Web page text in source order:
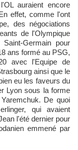
auraient encore
effet, comme l'ont
des négociations
de l'Olympique
Germain pour
ans formé au PSG,
avec l'Equipe de
ainsi que le
eu les faveurs du
Lyon sous la forme
De quoi
qui avaient
l'été dernier pour
emmené par